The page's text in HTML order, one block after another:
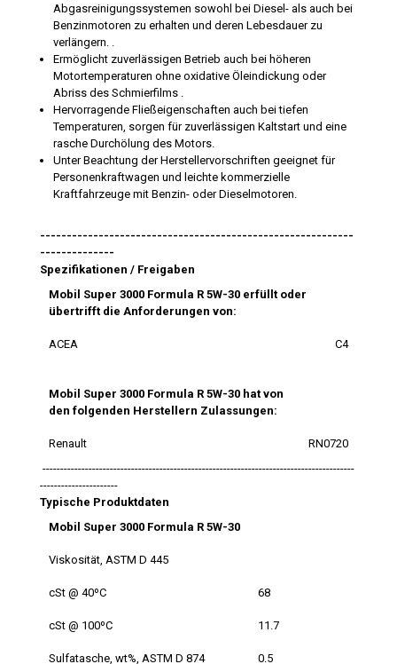
Abgasreinigungssystemen sowohl bei Diesel- als auch bei
Benzinmotoren zu erhalten und deren Lebesdauer zu
verlängern. .
Ermöglicht zuverlässigen Betrieb auch bei höheren
Motortemperaturen ohne oxidative Öleindickung oder
Abriss des Schmierfilms .
Hervorragende Fließeigenschaften auch bei tiefen
Temperaturen, sorgen für zuverlässigen Kaltstart und eine
rasche Durchölung des Motors.
Unter Beachtung der Herstellervorschriften geeignet für
Personenkraftwagen und leichte kommerzielle
Kraftfahrzeuge mit Benzin- oder Dieselmotoren.
-----------------------------------------------------------
--------------
Spezifikationen / Freigaben
Mobil Super 3000 Formula R 5W-30 erfüllt oder
übertrifft die Anforderungen von:
ACEA C4
Mobil Super 3000 Formula R 5W-30 hat von
den folgenden Herstellern Zulassungen:
Renault
RN0720
----------------------------------------------------------------------------------------
----------------------
Typische Produktdaten
Mobil Super 3000 Formula R 5W-30
Viskosität, ASTM D 445
cSt @ 40ºC 68
cSt @ 100ºC 11.7
Sulfatasche, wt%, ASTM D 874 0.5